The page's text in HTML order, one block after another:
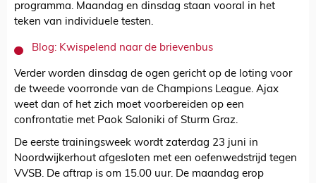
programma. Maandag en dinsdag staan vooral in het
teken van individuele testen.
Blog: Kwispelend naar de brievenbus
Verder worden dinsdag de ogen gericht op de loting voor
de tweede voorronde van de Champions League. Ajax
weet dan of het zich moet voorbereiden op een
confrontatie met Paok Saloniki of Sturm Graz.
De eerste trainingsweek wordt zaterdag 23 juni in
Noordwijkerhout afgesloten met een oefenwedstrijd tegen
VVSB. De aftrap is om 15.00 uur. De maandag erop